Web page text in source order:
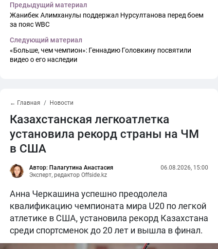
Предыдущий материал
Жанибек Алимханулы поддержал Нурсултанова перед боем
за пояс WBC
Следующий материал
«Больше, чем чемпион»: Геннадию Головкину посвятили
видео о его наследии
← Главная Новости
Казахстанская легкоатлетка
установила рекорд страны на ЧМ
в США
Автор: Палагутина Анастасия
Эксперт, редактор Offside.kz
06.08.2026, 15:00
Анна Черкашина успешно преодолела
квалификацию чемпионата мира U20 по легкой
атлетике в США, установила рекорд Казахстана
среди спортсменок до 20 лет и вышла в финал.